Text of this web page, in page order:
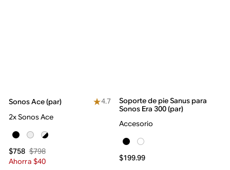
Sonos Ace (par)
4.7
2x Sonos Ace
$758 $798
Ahorra $40
Soporte de pie Sanus para
Sonos Era 300 (par)
Accesorio
$199.99